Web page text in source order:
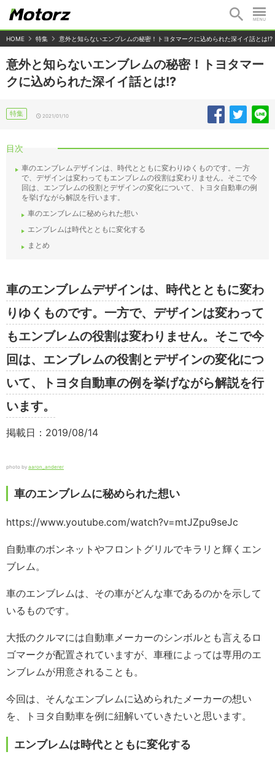
HOME 特集 意外と知らないエンブレムの秘密！トヨタマークに込められた深イイ話とは!?
意外と知らないエンブレムの秘密！トヨタマー
クに込められた深イイ話とは!?
特集 2021/01/10
目次
車のエンブレムデザインは、時代とともに変わりゆくものです。一方
で、デザインは変わってもエンブレムの役割は変わりません。そこで今
回は、エンブレムの役割とデザインの変化について、トヨタ自動車の例
を挙げながら解説を行います。
車のエンブレムに秘められた想い
エンブレムは時代とともに変化する
まとめ
車のエンブレムデザインは、時代とともに変わ
りゆくものです。一方で、デザインは変わって
もエンブレムの役割は変わりません。そこで今
回は、エンブレムの役割とデザインの変化につ
いて、トヨタ自動車の例を挙げながら解説を行
います。
掲載日：2019/08/14
photo by aaron_anderer
車のエンブレムに秘められた想い
https://www.youtube.com/watch?v=mtJZpu9seJc
自動車のボンネットやフロントグリルでキラリと輝くエン
ブレム。
車のエンブレムは、その車がどんな車であるのかを示して
いるものです。
大抵のクルマには自動車メーカーのシンボルとも言えるロ
ゴマークが配置されていますが、車種によっては専用のエ
ンブレムが用意されることも。
今回は、そんなエンブレムに込められたメーカーの想い
を、トヨタ自動車を例に紐解いていきたいと思います。
エンブレムは時代とともに変化する